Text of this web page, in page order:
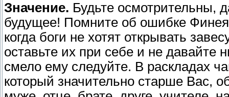
Значение. Будьте осмотрительны,
будущее! Помните об ошибке
когда боги не хотят открывать
оставьте их при себе и не давайте
смело ему следуйте. В раскладах
который значительно старше Вас,